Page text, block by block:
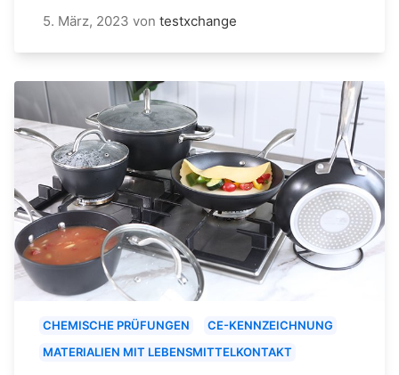
5. März, 2023 von testxchange
CHEMISCHE PRÜFUNGEN
CE-KENNZEICHNUNG
MATERIALIEN MIT LEBENSMITTELKONTAKT